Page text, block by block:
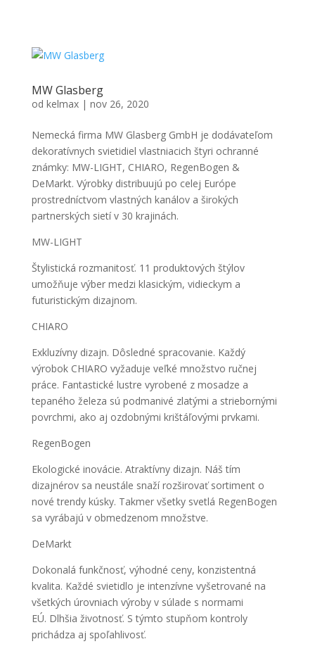
MW Glasberg
od kelmax| nov 26, 2020
Nemecká firma MW Glasberg GmbH je dodávateľom
dekoratívnych svietidiel vlastniacich štyri ochranné
známky: MW-LIGHT, CHIARO, RegenBogen &
DeMarkt. Výrobky distribuujú po celej Európe
prostredníctvom vlastných kanálov a širokých
partnerských sietí v 30 krajinách.
MW-LIGHT
Štylistická rozmanitosť. 11 produktových štýlov
umožňuje výber medzi klasickým, vidieckym a
futuristickým dizajnom.
CHIARO
Exkluzívny dizajn. Dôsledné spracovanie. Každý
výrobok CHIARO vyžaduje veľké množstvo ručnej
práce. Fantastické lustre vyrobené z mosadze a
tepaného železa sú podmanivé zlatými a striebornými
povrchmi, ako aj ozdobnými krištáľovými prvkami.
RegenBogen
Ekologické inovácie. Atraktívny dizajn. Náš tím
dizajnérov sa neustále snaží rozširovať sortiment o
nové trendy kúsky. Takmer všetky svetlá RegenBogen
sa vyrábajú v obmedzenom množstve.
DeMarkt
Dokonalá funkčnosť, výhodné ceny, konzistentná
kvalita. Každé svietidlo je intenzívne vyšetrované na
všetkých úrovniach výroby v súlade s normami
EÚ. Dlhšia životnosť. S týmto stupňom kontroly
prichádza aj spoľahlivosť.